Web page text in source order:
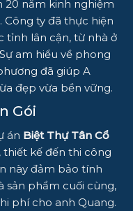
20 năm kinh nghiệm
ty đã thực hiện
tỉnh lân cận, từ nhà ở
am hiểu về phong
đã giúp A
đẹp vừa bền vững.
Gói
án Biệt Thự Tân Cổ
thiết kế đến thi công
này đảm bảo tính
sản phẩm cuối cùng,
phí cho anh Quang.